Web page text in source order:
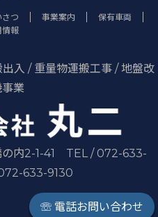
☏ 電話お問い合わせ
さつ 事業案内
保有車両
情報
入 / 重量物運搬工事 / 地盤改
業
の内2-1-41 TEL / 072-633-
633-9130